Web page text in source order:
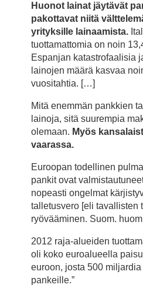
Huonot lainat jäytävät
pakottavat niitä
yrityksille lainaamista.
tuottamattomia on noin
Espanjan katastrofaalisia
lainojen määrä kasvaa
vuositahtia. […]
Mitä enemmän pankkien
lainoja, sitä suurempia
olemaan. Myös
vaarassa.
Euroopan todellinen
pankit ovat
nopeasti ongelmat
talletusvero [eli tavallisten
ryövääminen. Suom.
2012 raja-alueiden
oli koko euroalueella
euroon, josta 500
pankeille.”